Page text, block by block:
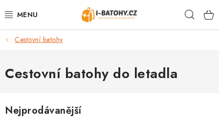
na
VÝPRODEJ %
BATOHY
CESTOVNÍ ZAVAZADLA
Cestovní batohy
Cestovní batohy do letadla
Nejprodávanější